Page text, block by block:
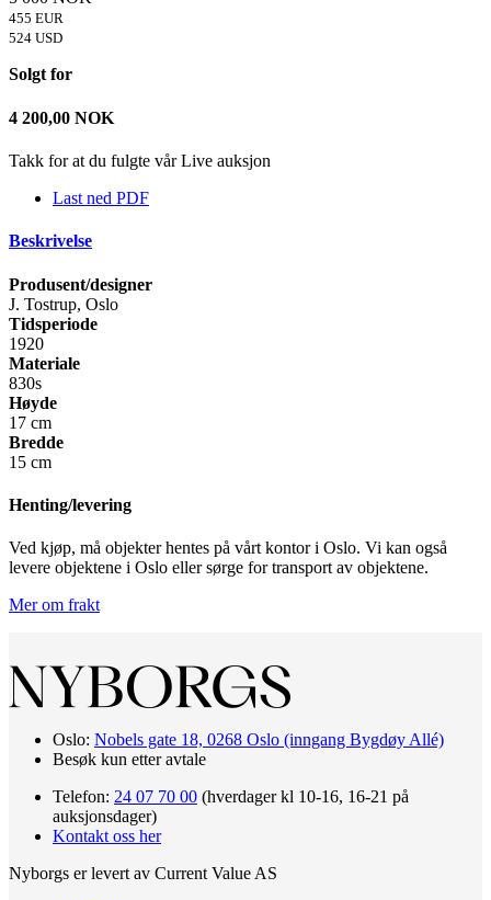
455 EUR
524 USD
Solgt for
4 200,00 NOK
Takk for at du fulgte vår Live auksjon
Last ned PDF
Beskrivelse
Produsent/designer
J. Tostrup, Oslo
Tidsperiode
1920
Materiale
830s
Høyde
17 cm
Bredde
15 cm
Henting/levering
Ved kjøp, må objekter hentes på vårt kontor i Oslo. Vi kan også
levere objektene i Oslo eller sørge for transport av objektene.
Mer om frakt
Oslo: Nobels gate 18, 0268 Oslo (inngang Bygdøy Allé)
Besøk kun etter avtale
Telefon: 24 07 70 00 (hverdager kl 10-16, 16-21 på
auksjonsdager)
Kontakt oss her
Nyborgs er levert av Current Value AS